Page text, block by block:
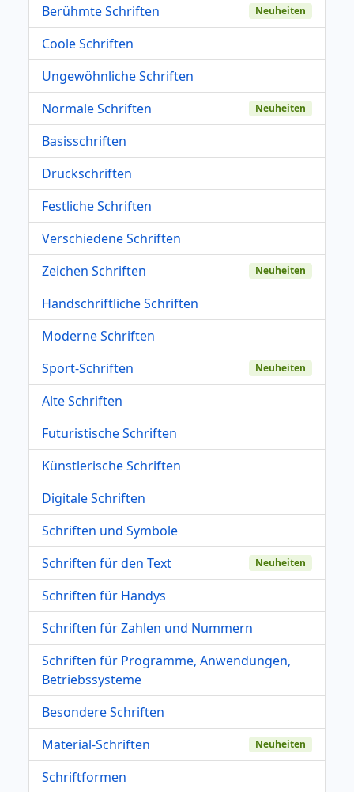
Berühmte Schriften
Neuheiten
Coole Schriften
Ungewöhnliche Schriften
Normale Schriften
Neuheiten
Basisschriften
Druckschriften
Festliche Schriften
Verschiedene Schriften
Zeichen Schriften
Neuheiten
Handschriftliche Schriften
Moderne Schriften
Sport-Schriften
Neuheiten
Alte Schriften
Futuristische Schriften
Künstlerische Schriften
Digitale Schriften
Schriften und Symbole
Schriften für den Text
Neuheiten
Schriften für Handys
Schriften für Zahlen und Nummern
Schriften für Programme, Anwendungen,
Betriebssysteme
Besondere Schriften
Material-Schriften
Neuheiten
Schriftformen